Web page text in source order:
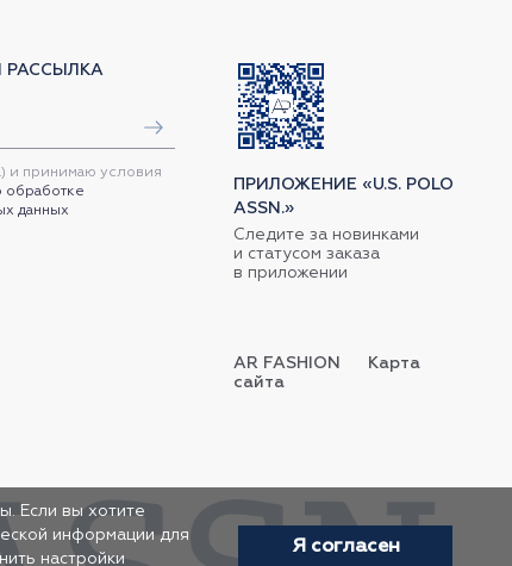
РАССЫЛКА
и принимаю условия
обработке
данных
ПРИЛОЖЕНИЕ «U.S. POLO
ASSN.»
Следите за новинками
и статусом заказа
в приложении
AR FASHION
Карта
сайта
Если вы хотите
информации для
настройки
Я согласен